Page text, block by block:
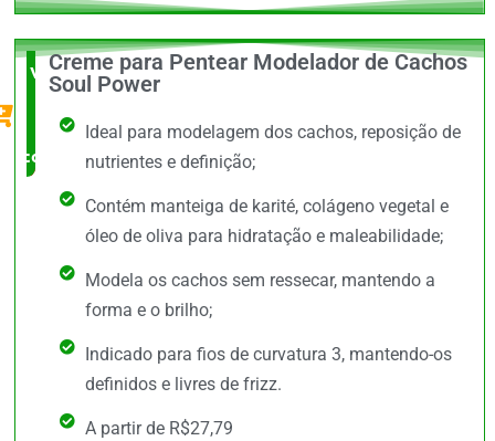
Vale a
Pena
comprar
Creme para Pentear Modelador de Cachos
Soul Power
Ideal para modelagem dos cachos, reposição de
nutrientes e definição;
Contém manteiga de karité, colágeno vegetal e
óleo de oliva para hidratação e maleabilidade;
Modela os cachos sem ressecar, mantendo a
forma e o brilho;
Indicado para fios de curvatura 3, mantendo-os
definidos e livres de frizz.
A partir de R$27,79